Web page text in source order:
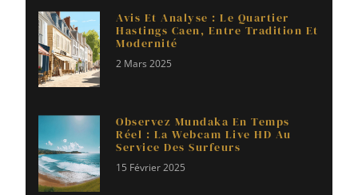
Avis Et Analyse : Le Quartier
Hastings Caen, Entre Tradition Et
Modernité
2 Mars 2025
Observez Mundaka En Temps
Réel : La Webcam Live HD Au
Service Des Surfeurs
15 Février 2025